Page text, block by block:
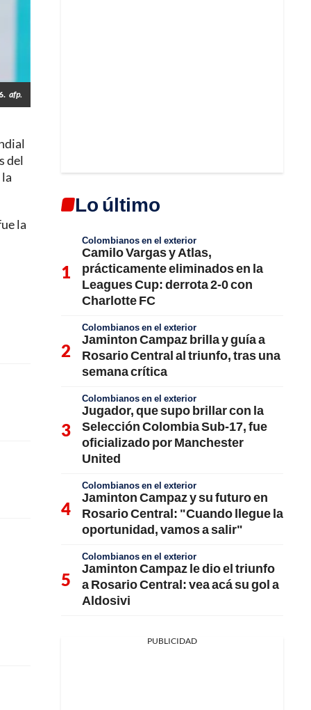
afp.
del
la
Lo último
Colombianos en el exterior
Camilo Vargas y Atlas,
prácticamente eliminados en la
Leagues Cup: derrota 2-0 con
Charlotte FC
Colombianos en el exterior
Jaminton Campaz brilla y guía a
Rosario Central al triunfo, tras una
semana crítica
Colombianos en el exterior
Jugador, que supo brillar con la
Selección Colombia Sub-17, fue
oficializado por Manchester
United
Colombianos en el exterior
Jaminton Campaz y su futuro en
Rosario Central: "Cuando llegue la
oportunidad, vamos a salir"
Colombianos en el exterior
Jaminton Campaz le dio el triunfo
a Rosario Central: vea acá su gol a
Aldosivi
PUBLICIDAD